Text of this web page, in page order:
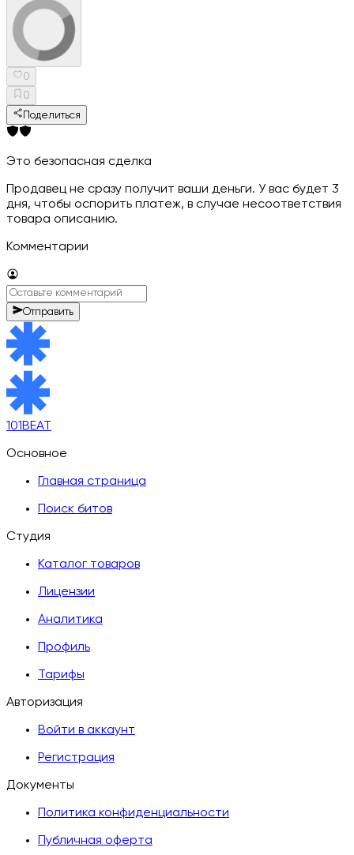
0
0
Поделиться
Это безопасная сделка
Продавец не сразу получит ваши деньги. У вас будет 3
дня, чтобы оспорить платеж, в случае несоответствия
товара описанию.
Комментарии
Отправить
101BEAT
Основное
Главная страница
Поиск битов
Студия
Каталог товаров
Лицензии
Аналитика
Профиль
Тарифы
Авторизация
Войти в аккаунт
Регистрация
Документы
Политика конфиденциальности
Публичная оферта